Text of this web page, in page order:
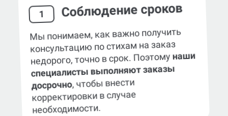
1 Соблюдение сроков
Мы понимаем, как важно получить
консультацию по стихам на заказ
недорого, точно в срок. Поэтомунаши
специалисты выполняют заказы
досрочно, чтобы внести
корректировки в случае
необходимости.